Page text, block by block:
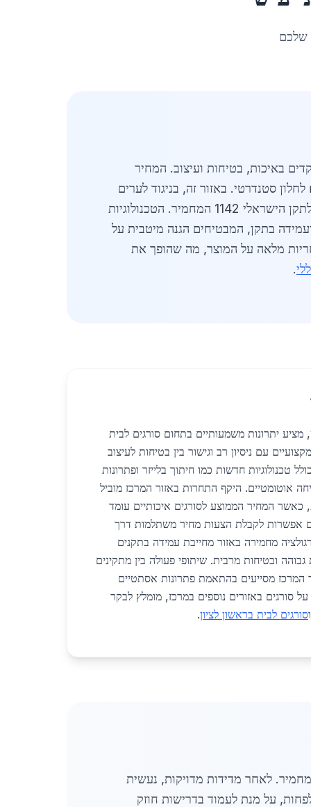
שלכם
באיכות, בטיחות ועיצוב. המחיר
איכותיים עומד על כ-350 ₪ למטר רבוע, עם עלויות התקנה המסתכמות סביב 600-650 ₪ לחלון סטנדרטי. באזור זה, בניגוד לערים
הגדולות, קיימת העדפה ברורה לספקים מקומיים עם מוניטין ויכולת להתאים פתרונות בטיחות אישיים בהתאם לתקן הישראלי 1142 המחמיר. הטכנולוגיות
בתקן, המבטיחים הגנה מיטבית על
מלאה על המוצר, מה שהופך את
.
מציע יתרונות משמעותיים בתחום סורגים לבית
עם ניסיון רב וגישור בין בטיחות לעיצוב
טכנולוגיות חדשות כמו חיתוך בלייזר ופתרונות
אוטומטיים. היקף התחרות באזור המרכז מוביל
כאשר המחיר הממוצע לסורגים איכותיים עומד
עם אפשרות לקבלת הצעות מחיר משתלמות דרך
מחמירה באזור מחייבת עמידה בתקנים
ובטיחות מרבית. שיתופי פעולה בין מתקינים
המרכז מסייעים בהתאמת פתרונות אסתטיים
סורגים באזורים נוספים במרכז, מומלץ לבקר
סורגים לבית בראשון לציון.
סורגים בבית בבני עיש מתחיל בייעוץ מקצועי המותאם לדרישות הלקוח ולתקן הישראלי 1142 המחמיר. לאחר מדידות מדויקות, נעשית
בהתאם לתקציב ולצרכים, כאשר לרוב נעשה שימוש בפלדה איכותית בעובי 14 מ"מ לפחות, על מנת לעמוד בדרישות חוזק